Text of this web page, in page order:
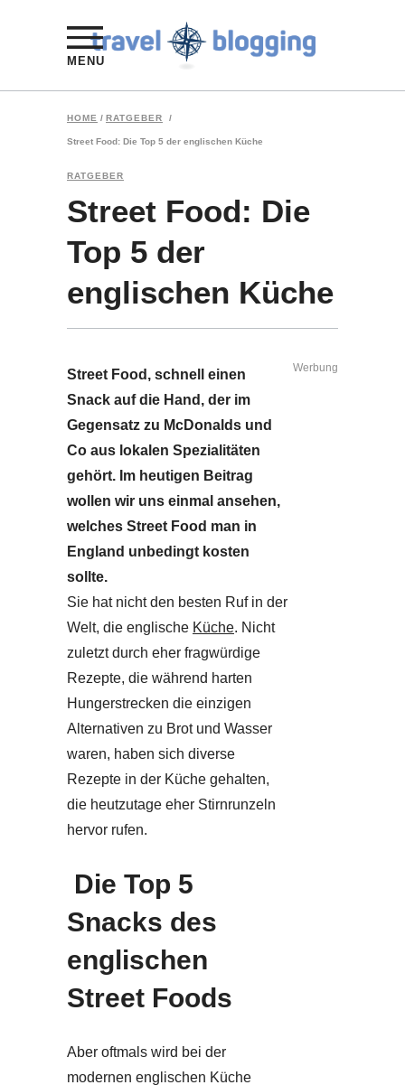
MENU
HOME / RATGEBER /
Street Food: Die Top 5 der englischen Küche
RATGEBER
Street Food: Die
Top 5 der
englischen Küche
Street Food, schnell einen
Snack auf die Hand, der im
Gegensatz zu McDonalds und
Co aus lokalen Spezialitäten
gehört. Im heutigen Beitrag
wollen wir uns einmal ansehen,
welches Street Food man in
England unbedingt kosten
sollte.
Sie hat nicht den besten Ruf in der
Welt, die englische Küche. Nicht
zuletzt durch eher fragwürdige
Rezepte, die während harten
Hungerstrecken die einzigen
Alternativen zu Brot und Wasser
waren, haben sich diverse
Rezepte in der Küche gehalten,
die heutzutage eher Stirnrunzeln
hervor rufen.
Die Top 5
Snacks des
englischen
Street Foods
Aber oftmals wird bei der
modernen englischen Küche
Werbung